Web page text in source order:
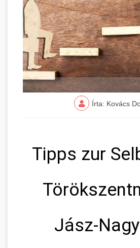
Írta: Kovács
Tipps zur
Jász-